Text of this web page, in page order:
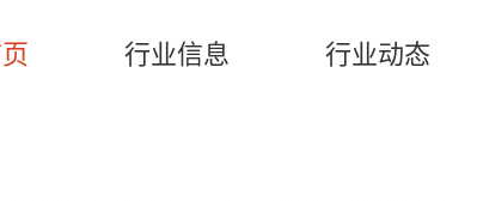
行业信息 行业动态